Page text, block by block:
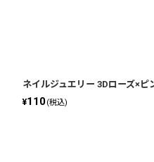
ネイルジュエリー 3Dローズ×ピ
¥110(税込)